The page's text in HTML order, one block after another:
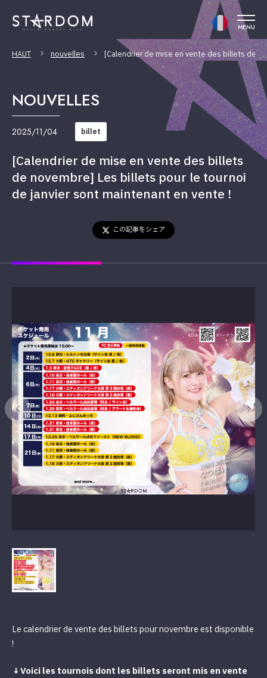
MENU
HAUT nouvelles [Calendrier de mise en vente des billets de
NOUVELLES
2025/11/04 billet
[Calendrier de mise en vente des billets
de novembre] Les billets pour le tournoi
de janvier sont maintenant en vente !
この記事をシェア
Le calendrier de vente des billets pour novembre est disponible
!
↓Voici les tournois dont les billets seront mis en vente